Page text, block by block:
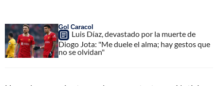
Gol Caracol
Luis Díaz, devastado por la muerte de
Diogo Jota: "Me duele el alma; hay gestos que
no se olvidan"